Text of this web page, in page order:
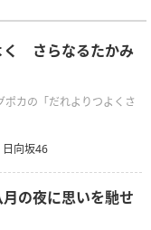
く さらなるたかみ
カの「だれよりつよくさ
日向坂46
の夜に思いを馳せ